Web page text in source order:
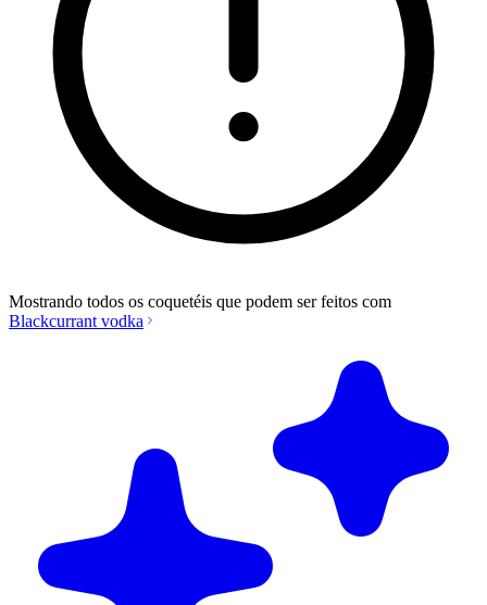
Mostrando todos os coquetéis que podem ser feitos com
Blackcurrant vodka